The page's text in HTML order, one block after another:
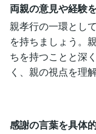
両親の意見や経験
親孝行の一環とし
を持ちましょう。
ちを持つことと深
く、親の視点を理
感謝の言葉を具体